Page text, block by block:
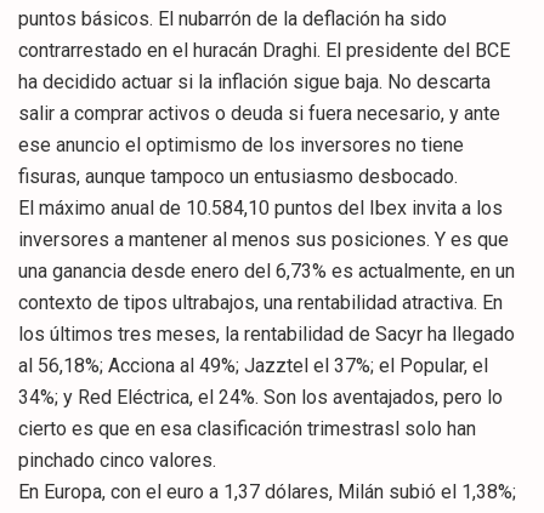
puntos básicos. El nubarrón de la deflación ha sido
contrarrestado en el huracán Draghi. El presidente del BCE
ha decidido actuar si la inflación sigue baja. No descarta
salir a comprar activos o deuda si fuera necesario, y ante
ese anuncio el optimismo de los inversores no tiene
fisuras, aunque tampoco un entusiasmo desbocado.
El máximo anual de 10.584,10 puntos del Ibex invita a los
inversores a mantener al menos sus posiciones. Y es que
una ganancia desde enero del 6,73% es actualmente, en un
contexto de tipos ultrabajos, una rentabilidad atractiva. En
los últimos tres meses, la rentabilidad de Sacyr ha llegado
al 56,18%; Acciona al 49%; Jazztel el 37%; el Popular, el
34%; y Red Eléctrica, el 24%. Son los aventajados, pero lo
cierto es que en esa clasificación trimestrasl solo han
pinchado cinco valores.
En Europa, con el euro a 1,37 dólares, Milán subió el 1,38%;